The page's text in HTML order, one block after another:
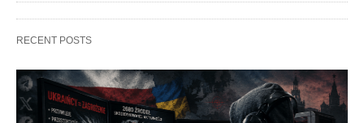
RECENT POSTS